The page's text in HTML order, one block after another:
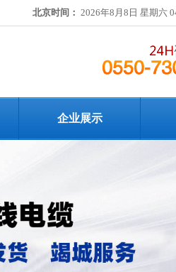
北京时间： 2026年8月8日 星期六
企业展示